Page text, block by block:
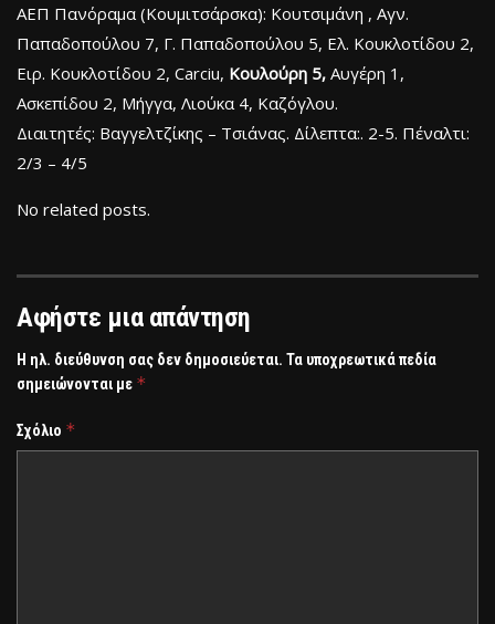
ΑΕΠ Πανόραμα (Κουμιτσάρσκα): Κουτσιμάνη , Αγν.
Παπαδοπούλου 7, Γ. Παπαδοπούλου 5, Ελ. Κουκλοτίδου 2,
Ειρ. Κουκλοτίδου 2, Carciu, Κουλούρη 5, Αυγέρη 1,
Ασκεπίδου 2, Μήγγα, Λιούκα 4, Καζόγλου.
Διαιτητές: Βαγγελτζίκης – Τσιάνας. Δίλεπτα:. 2-5. Πέναλτι:
2/3 – 4/5
No related posts.
Αφήστε μια απάντηση
Η ηλ. διεύθυνση σας δεν δημοσιεύεται. Τα υποχρεωτικά πεδία
σημειώνονται με *
Σχόλιο *